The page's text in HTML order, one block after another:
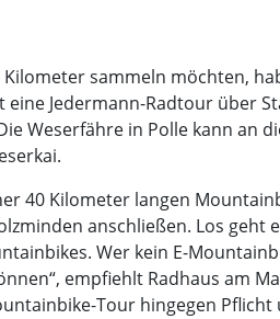
sammeln möchten,
Jedermann-Radtour über
Weserfähre in Polle kann an
40 Kilometer langen
anschließen. Los geht
Wer kein E-
empfiehlt Radhaus am
Tour hingegen